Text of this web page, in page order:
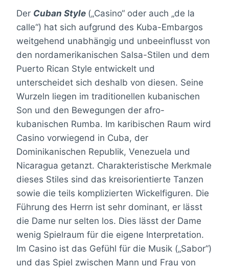
Der Cuban Style („Casino“ oder auch „de la
calle“) hat sich aufgrund des Kuba-Embargos
weitgehend unabhängig und unbeeinflusst von
den nordamerikanischen Salsa-Stilen und dem
Puerto Rican Style entwickelt und
unterscheidet sich deshalb von diesen. Seine
Wurzeln liegen im traditionellen kubanischen
Son und den Bewegungen der afro-
kubanischen Rumba. Im karibischen Raum wird
Casino vorwiegend in Cuba, der
Dominikanischen Republik, Venezuela und
Nicaragua getanzt. Charakteristische Merkmale
dieses Stiles sind das kreisorientierte Tanzen
sowie die teils komplizierten Wickelfiguren. Die
Führung des Herrn ist sehr dominant, er lässt
die Dame nur selten los. Dies lässt der Dame
wenig Spielraum für die eigene Interpretation.
Im Casino ist das Gefühl für die Musik („Sabor“)
und das Spiel zwischen Mann und Frau von